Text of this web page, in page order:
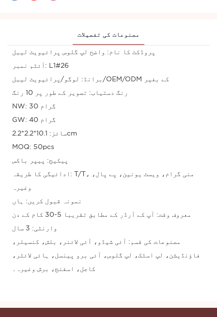
مصنوعات کی تفصیلات
پروڈکٹ کا نام: واضح لپ گلوس پرائیویٹ لیبل
آئٹم نمبر: L1#26
برانڈ: لوگو/پرائیویٹ لیبل/OEM/ODM کے بغیر
رنگ دستیاب: تصویر کے طور پر 10 رنگ
NW: 30 گرام
GW: 40 گرام
سائز: 10.1*2.2*2.2cm
MOQ: 50pcs
پیکیج: پیپر باکس
ادائیگی کا طریقہ: T/T، منی گرام، ویسٹ یونین، پے پال،
وغیرہ
نمونہ قبول کریں: ہاں
معروف وقت: آپ کے آرڈر کے مطابق تقریبا 5-30 کام کے دن
وارنٹی: 3 سال
مصنوعات کی قسم: آئی شیڈو، آئی لائنر، بلش، کنسیلر،
فاؤنڈیشن، لپ اسٹک، لپ گلوس، آئی برو پینسل، ہائی لائٹر،
کاجل، اسفنج، برش وغیرہ۔